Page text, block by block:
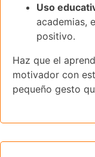
Uso
academias,
positivo.
Haz que el
motivador con
pequeño gesto